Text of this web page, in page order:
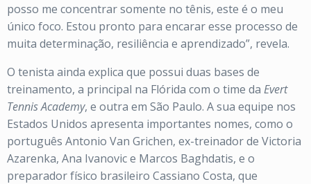
posso me concentrar somente no tênis, este é o meu
único foco. Estou pronto para encarar esse processo de
muita determinação, resiliência e aprendizado”, revela.
O tenista ainda explica que possui duas bases de
treinamento, a principal na Flórida com o time da Evert
Tennis Academy, e outra em São Paulo. A sua equipe nos
Estados Unidos apresenta importantes nomes, como o
português Antonio Van Grichen, ex-treinador de Victoria
Azarenka, Ana Ivanovic e Marcos Baghdatis, e o
preparador físico brasileiro Cassiano Costa, que